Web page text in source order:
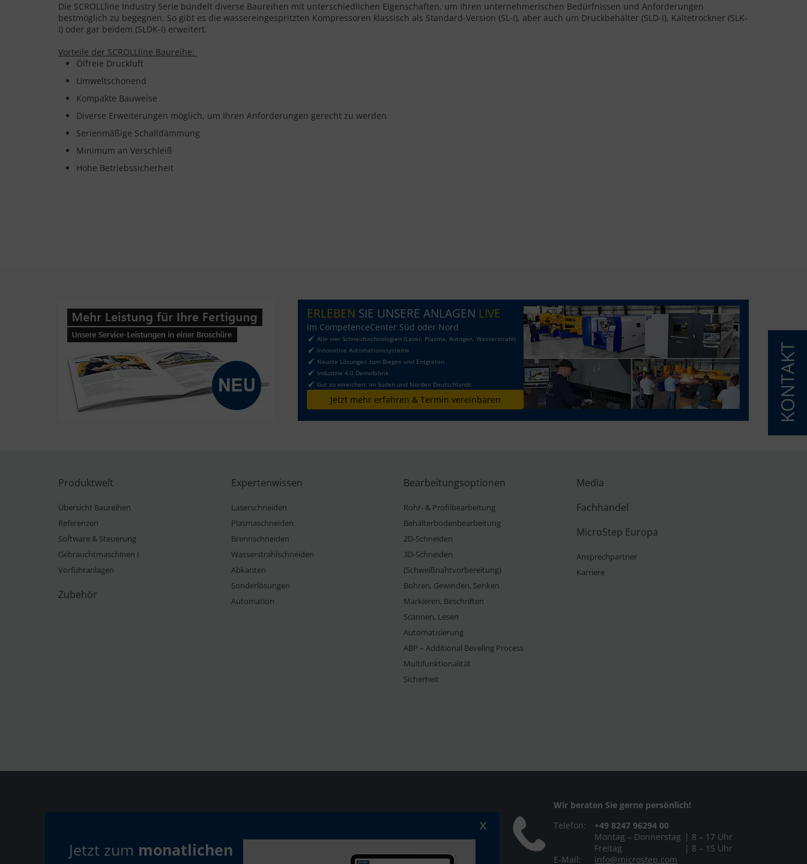
Die SCROLLline Industry Serie bündelt diverse Baureihen mit unterschiedlichen Eigenschaften, um Ihren unternehmerischen Bedürfnissen und Anforderungen
bestmöglich zu begegnen. So gibt es die wassereingespritzten Kompressoren klassisch als Standard-Version (SL-I), aber auch um Druckbehälter (SLD-I), Kältetrockner (SLK-
I) oder gar beidem (SLDK-I) erweitert.
Vorteile der SCROLLline Baureihe:
Ölfreie Druckluft
Umweltschonend
Kompakte Bauweise
Diverse Erweiterungen möglich, um Ihren Anforderungen gerecht zu werden
Serienmäßige Schalldämmung
Minimum an Verschleiß
Hohe Betriebssicherheit
ERLEBEN SIE UNSERE ANLAGEN LIVE
im CompetenceCenter Süd oder Nord
Alle vier Schneidtechnologien (Laser, Plasma, Autogen, Wasserstrahl)
Innovative Automationssysteme
Neuste Lösungen zum Biegen und Entgraten
Industrie 4.0 Demofabrik
Gut zu erreichen: im Süden und Norden Deutschlands
Jetzt mehr erfahren & Termin vereinbaren
Produktwelt
Übersicht Baureihen
Referenzen
Software & Steuerung
Gebrauchtmaschinen I
Vorführanlagen
Zubehör
Expertenwissen
Laserschneiden
Plasmaschneiden
Brennschneiden
Wasserstrahlschneiden
Abkanten
Sonderlösungen
Automation
Bearbeitungsoptionen
Rohr- & Profilbearbeitung
Behälterbodenbearbeitung
2D-Schneiden
3D-Schneiden
(Schweißnahtvorbereitung)
Bohren, Gewinden, Senken
Markieren, Beschriften
Scannen, Lesen
Automatisierung
ABP – Additional Beveling Process
Multifunktionalität
Sicherheit
Media
Fachhandel
MicroStep Europa
Ansprechpartner
Karriere
Wir beraten Sie gerne persönlich!
Telefon:
+49 8247 96294 00
Montag – Donnerstag | 8 – 17 Uhr
Freitag
| 8 – 15 Uhr
E-Mail:
info@microstep.com
Jetzt zum monatlichen
x